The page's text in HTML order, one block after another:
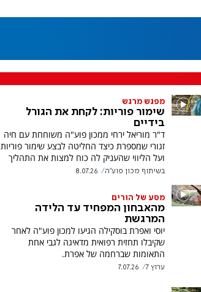
מפגש מרגש
שימור פוריות: לקחת את הגורל
בידיים
ד"ר מוריאל ירחי ממכון פוע"ה משוחחת עם חיה
זגורי שמספרת כיצד החליטה לבצע שימור פוריות
ועל הליווי שהעניק לה כוח למצות את התהליך
בשיתוף מכון פוע"ה 8.07.26
מסע של הורים
מהאבחון המפחיד עד הלידה
המרגשת
יוסי ואפרת בוסקילה הגיעו למכון פוע"ה לאחר
שקיבלו תחזית רפואית מדאיגה לגבי אחת
התאומות שברחמה של אפרת.
ערוץ 7 7.07.26